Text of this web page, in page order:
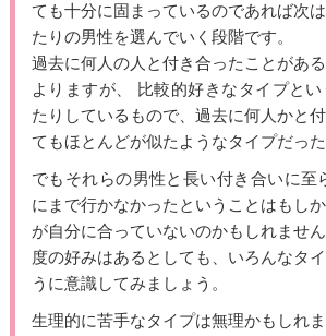
ても十分に固まっているのであれば次
たりの男性を選んでいく段階です。
過去に何人の人と付き合ったことがあ
よりますが、 比較的好きなタイプと
たりしているもので、過去に何人かと
てもほとんどが似たようなタイプだった
でもそれらの男性と長い付き合いに至
にまで行かなかったということはもし
が自分に合っていないのかもしれませ
度の好みはあるとしても、いろんなタ
うに意識してみましょう。
生理的に苦手なタイプは無理かもしれ